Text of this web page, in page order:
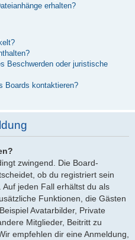
erhalten?
Beschwerden oder juristische
Boards kontaktieren?
zwingend. Die Board-
ob du registriert sein
jeden Fall erhältst du als
Funktionen, die Gästen
Avatarbilder, Private
Mitglieder, Beitritt zu
empfehlen dir eine Anmeldung,